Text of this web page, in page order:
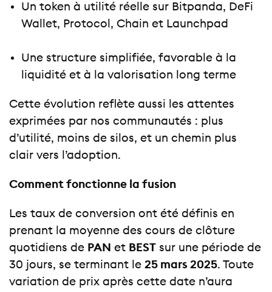
Un token à utilité réelle sur Bitpanda, DeFi
Wallet, Protocol, Chain et Launchpad
Une structure simplifiée, favorable à la
liquidité et à la valorisation long terme
Cette évolution reflète aussi les attentes
exprimées par nos communautés : plus
d’utilité, moins de silos, et un chemin plus
clair vers l’adoption.
Comment fonctionne la fusion
Les taux de conversion ont été définis en
prenant la moyenne des cours de clôture
quotidiens de PAN et BEST sur une période de
30 jours, se terminant le 25 mars 2025. Toute
variation de prix après cette date n’aura